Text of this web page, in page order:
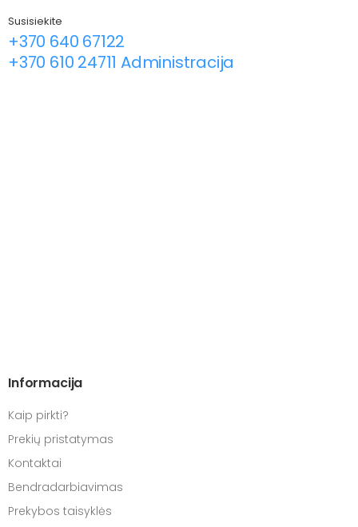
Susisiekite
+370 640 67122
+370 610 24711 Administracija
Informacija
Kaip pirkti?
Prekių pristatymas
Kontaktai
Bendradarbiavimas
Prekybos taisyklės